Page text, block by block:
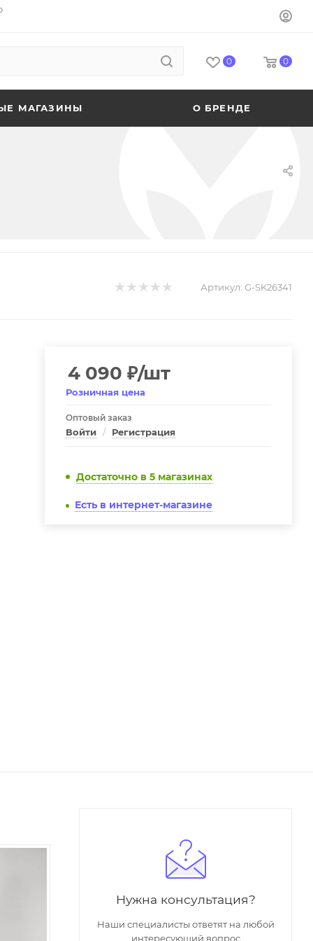
0 0
МАГАЗИНЫ О БРЕНДЕ
Артикул: G-SK26341
4 090 ₽/шт
Розничная цена
Оптовый заказ
Войти / Регистрация
Достаточно в 5 магазинах
Есть в интернет-магазине
Нужна консультация?
Наши специалисты ответят на любой
интересующий вопрос